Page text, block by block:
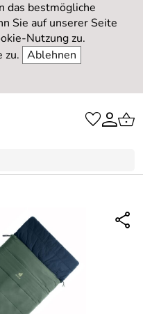
das bestmögliche
Sie auf unserer Seite
Nutzung zu.
zu. Ablehnen